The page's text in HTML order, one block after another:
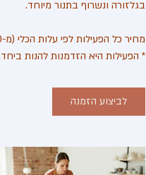
* הפעילות היא הזדמנות להנות
לביצוע הזמנה